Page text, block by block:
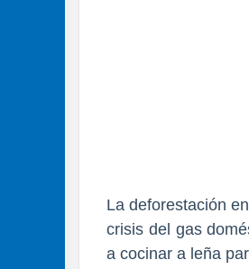
La deforestación
crisis del gas
a cocinar a leña